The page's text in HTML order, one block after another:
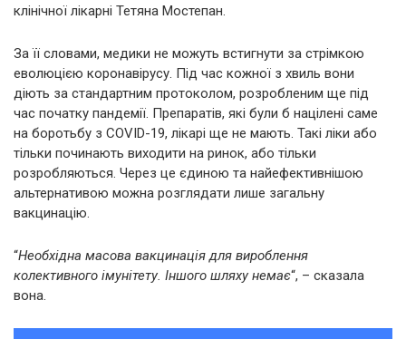
клінічної лікарні Тетяна Мостепан.
За її словами, медики не можуть встигнути за стрімкою
еволюцією коронавірусу. Під час кожної з хвиль вони
діють за стандартним протоколом, розробленим ще під
час початку пандемії. Препаратів, які були б націлені саме
на боротьбу з COVID-19, лікарі ще не мають. Такі ліки або
тільки починають виходити на ринок, або тільки
розробляються. Через це єдиною та найефективнішою
альтернативою можна розглядати лише загальну
вакцинацію.
“Необхідна масова вакцинація для вироблення
колективного імунітету. Іншого шляху немає“, – сказала
вона.